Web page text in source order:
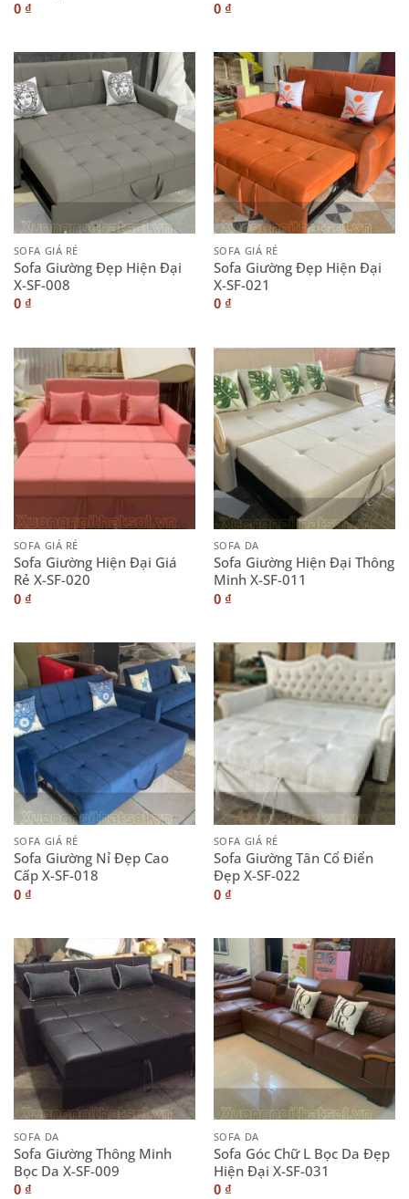
0 ₫ 0 ₫
SOFA GIÁ RẺ
Sofa Giường Đẹp Hiện Đại
X-SF-008
0 ₫
SOFA GIÁ RẺ
Sofa Giường Đẹp Hiện Đại
X-SF-021
0 ₫
SOFA GIÁ RẺ
Sofa Giường Hiện Đại Giá
Rẻ X-SF-020
0 ₫
SOFA DA
Sofa Giường Hiện Đại Thông
Minh X-SF-011
0 ₫
SOFA GIÁ RẺ
Sofa Giường Nỉ Đẹp Cao
Cấp X-SF-018
0 ₫
SOFA GIÁ RẺ
Sofa Giường Tân Cổ Điển
Đẹp X-SF-022
0 ₫
SOFA DA
Sofa Giường Thông Minh
Bọc Da X-SF-009
0 ₫
SOFA DA
Sofa Góc Chữ L Bọc Da Đẹp
Hiện Đại X-SF-031
0 ₫